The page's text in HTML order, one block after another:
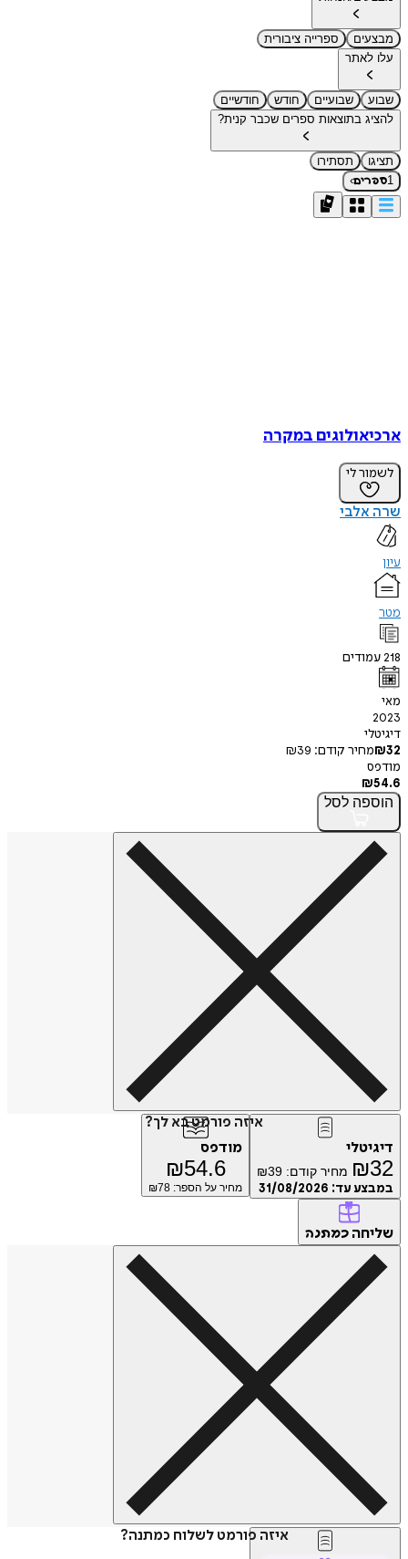
מבצעים
ספרייה ציבורית
עלו לאתר
שבוע שבועיים חודש
חודשיים
להציג בתוצאות ספרים שכבר קנית?
תציגו
תסתירו
1ספרים›
ארכיאולוגים במקרה
לשמור לי
שרה אלבי
עיון
מטר
218עמודים
מאי
2023
דיגיטלי
₪32 מחיר קודם: ₪39
מודפס
₪54.6
הוספה לסל
איזה פורמט בא לך?
דיגיטלי
₪32 מחיר קודם: ₪39
במבצע עד: 31/08/2026
מודפס
₪54.6
מחיר על הספר: ₪ 78
שליחה כמתנה
איזה פורמט לשלוח כמתנה?